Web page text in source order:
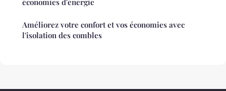
Améliorez votre confort et vos économies avec
l'isolation des combles